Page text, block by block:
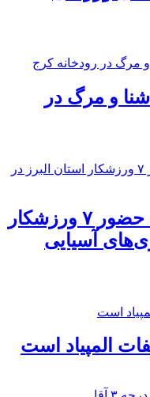
و مرگ در
۲ مدال برنز نتیجه حضور ۷ ورزشکار
آسیایی
المپیاد است